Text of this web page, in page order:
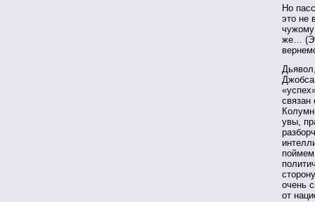
Но
это не
чужому
же…
Джобса
связан
увы,
очень
от